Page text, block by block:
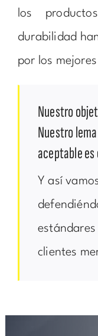
los
durabilidad
por los
Nuestro
Nuestro
aceptable
Y así
clientes